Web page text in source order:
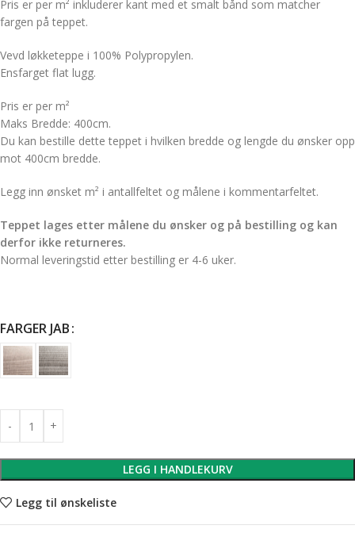
Pris er per m² inkluderer kant med et smalt bånd som matcher
fargen på teppet.
Vevd løkketeppe i 100% Polypropylen.
Ensfarget flat lugg.
Pris er per m²
Maks Bredde: 400cm.
Du kan bestille dette teppet i hvilken bredde og lengde du ønsker opp
mot 400cm bredde.
Legg inn ønsket m² i antallfeltet og målene i kommentarfeltet.
Teppet lages etter målene du ønsker og på bestilling og kan
derfor ikke returneres.
Normal leveringstid etter bestilling er 4-6 uker.
FARGER JAB
LEGG I HANDLEKURV
Legg til ønskeliste